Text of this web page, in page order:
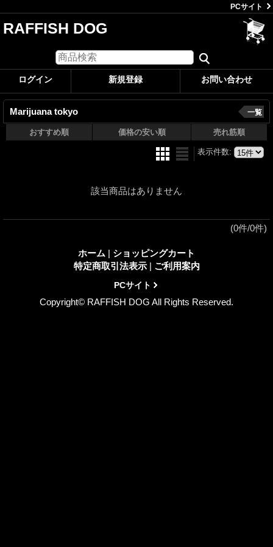
PCサイト
RAFFISH DOG
ログイン 新規登録 お問い合わせ
Marijuana tokyo 一覧
おすすめ順 価格の安い順 売れ筋順
表示件数:
該当商品はありません
(0件/0件)
ホーム | ショッピングカート
特定商取引法表示 | ご利用案内
PCサイト
Copyright© RAFFISH DOG All Rights Reserved.